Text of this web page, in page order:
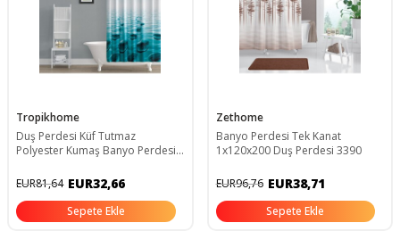
Tropikhome
Duş Perdesi Küf Tutmaz
Polyester Kumaş Banyo Perdesi
Perdesi 180x200 Cm
EUR81,64 EUR32,66
Sepete Ekle
Zethome
Banyo Perdesi Tek Kanat
1x120x200 Duş Perdesi 3390
EUR96,76 EUR38,71
Sepete Ekle